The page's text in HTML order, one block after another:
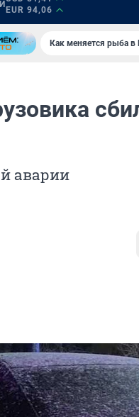
EUR 94,06
Как меняется рыба в
аварии